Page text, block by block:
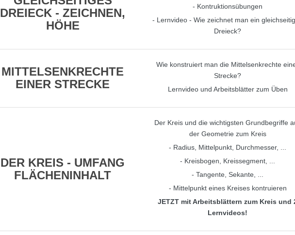
DREIECK - ZEICHNEN,
HÖHE
- Kontruktionsübungen
- Lernvideo - Wie zeichnet man ein
Dreieck?
MITTELSENKRECHTE
EINER STRECKE
Wie konstruiert man die Mittelsenkrechte
Strecke?
Lernvideo und Arbeitsblätter zum Üben
DER KREIS - UMFANG
FLÄCHENINHALT
Der Kreis und die wichtigsten Grundbegriffe
der Geometrie zum Kreis
- Radius, Mittelpunkt, Durchmesser, ...
- Kreisbogen, Kreissegment, ...
- Tangente, Sekante, ...
- Mittelpunkt eines Kreises kontruieren
JETZT mit Arbeitsblättern zum Kreis und
Lernvideos!